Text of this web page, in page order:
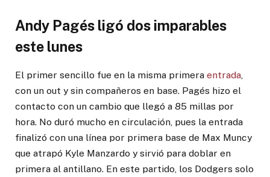
Andy Pagés ligó dos imparables
este lunes
El primer sencillo fue en la misma primera entrada,
con un out y sin compañeros en base. Pagés hizo el
contacto con un cambio que llegó a 85 millas por
hora. No duró mucho en circulación, pues la entrada
finalizó con una línea por primera base de Max Muncy
que atrapó Kyle Manzardo y sirvió para doblar en
primera al antillano. En este partido, los Dodgers solo